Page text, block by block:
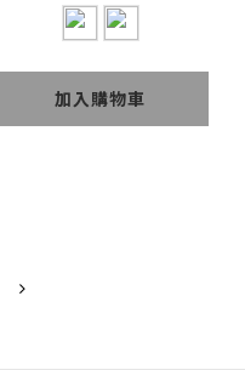
(2022/20) / iPad Pro
11" (2022/21) 磁吸保
護殼
加入購物車